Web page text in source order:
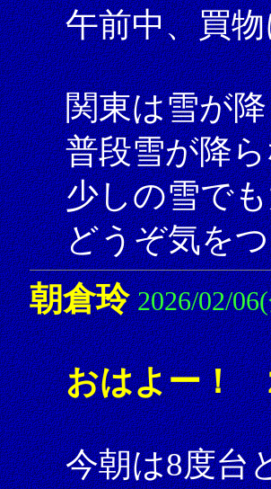
午前中、買
関東は雪が
普段雪が降
少しの雪で
どうぞ気を
朝倉玲 2026/02/
おはよー！
今朝は8度台